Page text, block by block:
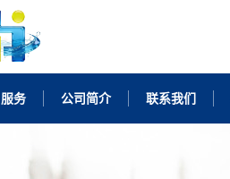
服务 公司简介 联系我们